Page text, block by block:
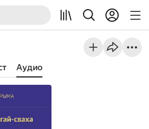
Аудио